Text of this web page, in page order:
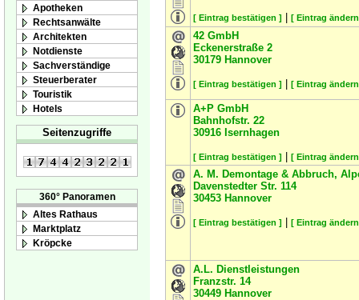
Apotheken
Rechtsanwälte
Architekten
Notdienste
Sachverständige
Steuerberater
Touristik
Hotels
Seitenzugriffe
360° Panoramen
Altes Rathaus
Marktplatz
Kröpcke
[ Eintrag bestätigen ] [ Eintrag
42 GmbH
Eckenerstraße 2
30179 Hannover
[ Eintrag bestätigen ] [ Eintrag
A+P GmbH
Bahnhofstr. 22
30916 Isernhagen
[ Eintrag bestätigen ] [ Eintrag
A. M. Demontage & Abbruch,
Davenstedter Str. 114
30453 Hannover
[ Eintrag bestätigen ] [ Eintrag
A.L. Dienstleistungen
Franzstr. 14
30449 Hannover